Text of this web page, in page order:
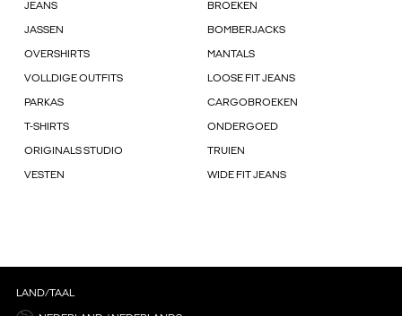
JEANS BROEKEN
JASSEN BOMBERJACKS
OVERSHIRTS MANTALS
VOLLDIGE OUTFITS LOOSE FIT JEANS
PARKAS CARGOBROEKEN
T-SHIRTS ONDERGOED
ORIGINALS STUDIO TRUIEN
VESTEN WIDE FIT JEANS
LAND/TAAL